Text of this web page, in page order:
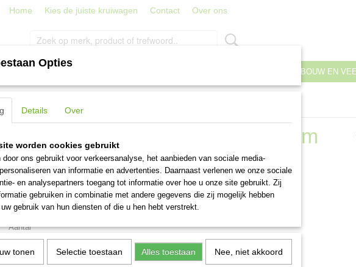
Home Kies de juiste kruiwagen Contact Over ons
TRAPPEN, LADDERS EN STEIGERS LANDBOUW EN VEE
13x0.7 50 cm 25 meter
Zeskantgaas Avium 13x0.7 50 cm
25 meter
€ 28,95 (inclusief btw 21%)
Levertijd 4-5 werkdagen
Aantal
Opties
Details Over
worden cookies gebruikt
door ons gebruikt voor verkeersanalyse, het aanbieden van sociale media-
van informatie en advertenties. Daarnaast verlenen we onze sociale
en analysepartners toegang tot informatie over hoe u onze site gebruikt. Zij
gebruiken in combinatie met andere gegevens die zij mogelijk hebben
gebruik van hun diensten of die u hen hebt verstrekt.
tonen Selectie toestaan Alles toestaan Nee, niet akkoord